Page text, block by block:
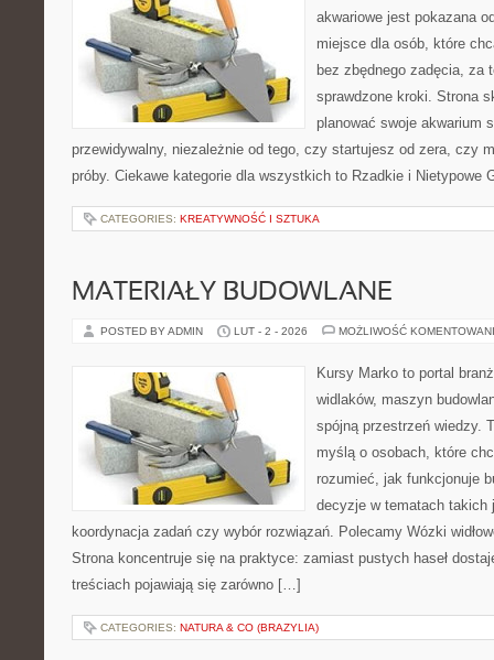
akwariowe jest pokazana
miejsce dla osób, które
bez zbędnego zadęcia, za
sprawdzone kroki. Strona
planować swoje akwarium
przewidywalny, niezależnie od tego, czy startujesz od zera, czy
próby. Ciekawe kategorie dla wszystkich to Rzadkie i Nietypowe
CATEGORIES: KREATYWNOŚĆ I SZTUKA
MATERIAŁY BUDOWLANE
POSTED BY ADMIN LUT - 2 - 2026 MOŻLIWOŚĆ
Kursy Marko to portal
widlaków, maszyn
spójną przestrzeń wiedzy.
myślą o osobach, które
rozumieć, jak funkcjonuje
decyzje w tematach takich
koordynacja zadań czy wybór rozwiązań. Polecamy Wózki
Strona koncentruje się na praktyce: zamiast pustych haseł
treściach pojawiają się zarówno […]
CATEGORIES: NATURA & CO (BRAZYLIA)